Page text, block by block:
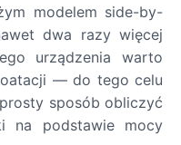
modelem side-by-
dwa razy więcej
urządzenia warto
— do tego celu
sposób obliczyć
na podstawie mocy